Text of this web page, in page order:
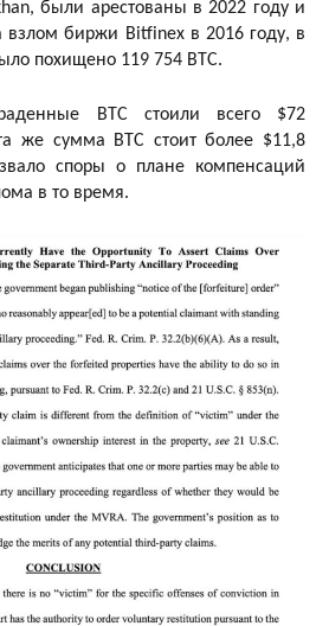
были арестованы в 2022 году и
взлом биржи Bitfinex в 2016 году, в
похищено 119 754 BTC.
BTC стоили всего $72
же сумма BTC стоит более $11,8
споры о плане компенсаций
в то время.